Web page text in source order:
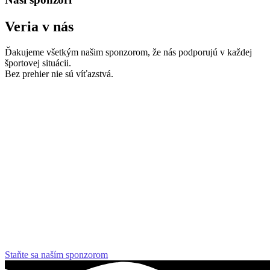
Veria v nás
Ďakujeme všetkým našim sponzorom, že nás podporujú v každej
športovej situácii.
Bez prehier nie sú víťazstvá.
Staňte sa naším sponzorom